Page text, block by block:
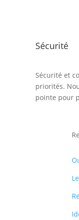
Sécurité
Sécurité et
priorités.
pointe pour